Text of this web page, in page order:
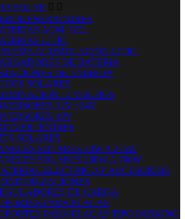
SOLAR  
AGM, GEL
LITIO
ACUMULACIÓN LITIO
DE BATERIA
DE ENERGIA
SOLARES
12 VOLTIOS
12V / 24V
48V
SOLARES
SOLARES 30W A 275W
SOLARES 280W A 700W
ELECTRICO Y ACCESORIOS
DE CARGA
PARA PLACAS
PARA PLACAS TIPO PARKING